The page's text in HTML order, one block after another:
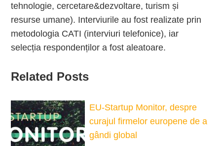
tehnologie, cercetare&dezvoltare, turism și
resurse umane). Interviurile au fost realizate prin
metodologia CATI (interviuri telefonice), iar
selecția respondenților a fost aleatoare.
Related Posts
EU-Startup Monitor, despre
curajul firmelor europene de a
gândi global